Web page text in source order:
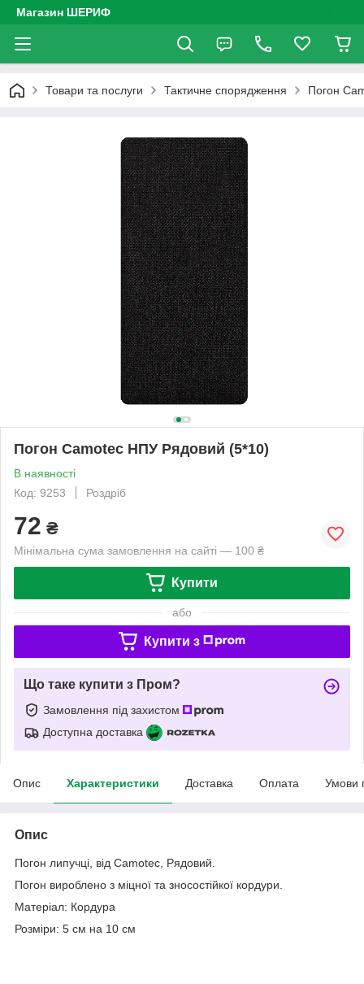
Магазин ШЕРИФ
Товари та послуги Тактичне спорядження Погон
Погон Camotec НПУ Рядовий (5*10)
В наявності
Код: 9253
Роздріб
72 ₴
Мінімальна сума замовлення на сайті — 100 ₴
Купити
або
Купити з
Що таке купити з Пром?
Замовлення під захистом
Доступна доставка
Опис Характеристики Доставка Оплата Умови
Опис
Погон липучці, від Camotec, Рядовий.
Погон вироблено з міцної та зносостійкої кордури.
Матеріал: Кордура
Розміри: 5 см на 10 см